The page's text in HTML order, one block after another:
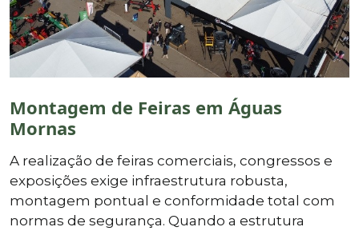
Montagem de Feiras em Águas
Mornas
A realização de feiras comerciais, congressos e
exposições exige infraestrutura robusta,
montagem pontual e conformidade total com
normas de segurança. Quando a estrutura